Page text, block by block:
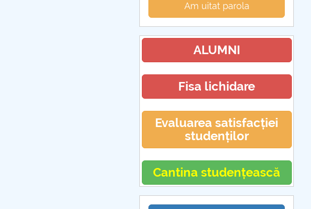
Am uitat parola
ALUMNI
Fisa lichidare
Evaluarea satisfacției
studenților
Cantina studențească